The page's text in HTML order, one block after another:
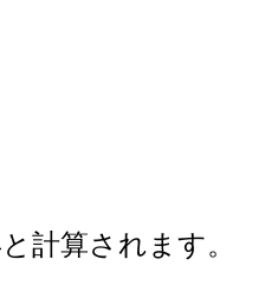
計算されます。